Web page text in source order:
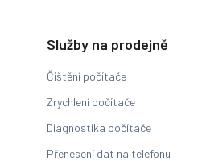
Služby na prodejně
Čištění počítače
Zrychlení počítače
Diagnostika počítače
Přenesení dat na telefonu